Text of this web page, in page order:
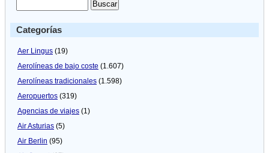
Categorías
Aer Lingus (19)
Aerolíneas de bajo coste (1.607)
Aerolíneas tradicionales (1.598)
Aeropuertos (319)
Agencias de viajes (1)
Air Asturias (5)
Air Berlin (95)